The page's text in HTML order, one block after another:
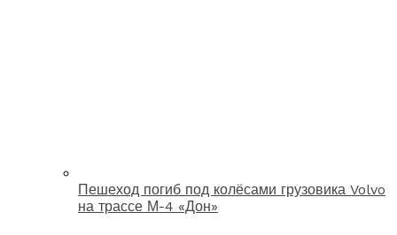
Пешеход погиб под колёсами грузовика Volvo
на трассе М-4 «Дон»